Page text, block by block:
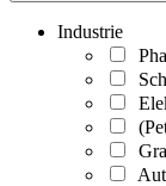
Industrie